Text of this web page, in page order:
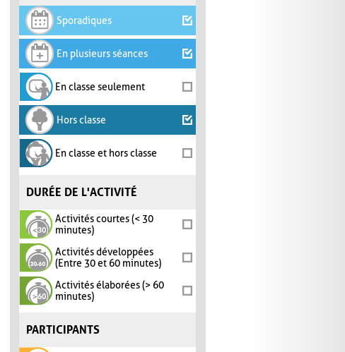
Sporadiques
En plusieurs séances
En classe seulement
Hors classe
En classe et hors classe
DURÉE DE L'ACTIVITÉ
Activités courtes (< 30
minutes)
Activités développées
(Entre 30 et 60 minutes)
Activités élaborées (> 60
minutes)
PARTICIPANTS